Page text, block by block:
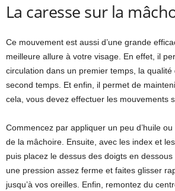
La caresse sur la
Ce mouvement est aussi d’une grande
meilleure allure à votre visage. En effet, il
circulation dans un premier temps, la qualité
second temps. Et enfin, il permet de
cela, vous devez effectuer les mouvements
Commencez par appliquer un peu d’huile
de la mâchoire. Ensuite, avec les index et
puis placez le dessus des doigts en
une pression assez ferme et faites glisser
jusqu’à vos oreilles. Enfin, remontez du